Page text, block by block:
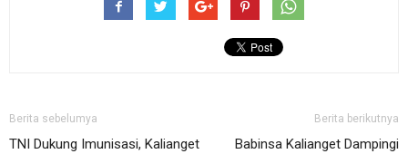
Berita sebelumya
TNI Dukung Imunisasi, Kalianget
Berita berikutnya
Babinsa Kalianget Dampingi